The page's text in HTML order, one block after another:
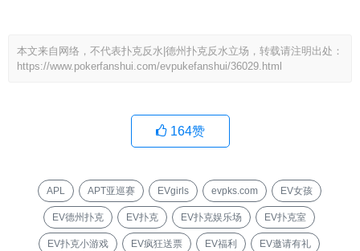
本文来自网络，不代表扑克反水|德州扑克反水立场，转载请注明出处：
https://www.pokerfanshui.com/evpukefanshui/36029.html
164赞
APL APT亚巡赛 EVgirls evpks.com EV女孩
EV德州扑克 EV扑克 EV扑克娱乐场 EV扑克室
EV扑克小游戏 EV疯狂送票 EV福利 EV邀请有礼